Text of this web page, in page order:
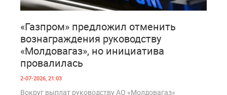
«Газпром» предложил отменить
вознаграждения руководству
«Молдовагаз», но инициатива
провалилась
2-07-2026, 21:03
Вокруг выплат руководству АО «Молдовагаз»